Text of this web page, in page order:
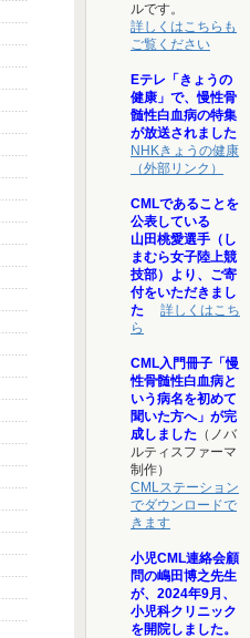
ルです。
詳しくはこちらも
ご覧ください
Eテレ「きょうの
健康」で、慢性骨
髄性白血病の特集
が放送されました
NHKきょうの健康
（外部リンク）
CMLであることを
公表している
山田桃愛選手（し
まむら女子陸上競
技部）より、ご寄
付をいただきまし
た
詳しくはこち
ら
CML入門冊子「慢
性骨髄性白血病と
いう病名を初めて
聞いた方へ」が完
成しました （ノバ
ルティスファーマ
制作）
CMLステーション
でダウンロードで
きます
小児CML連絡会顧
問の嶋田博之先生
が、2024年9月、
小児科クリニック
を開院しました。